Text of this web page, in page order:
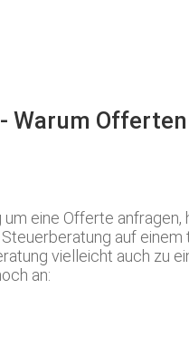
Warum
eine Offerte
auf
vielleicht auch zu
an: